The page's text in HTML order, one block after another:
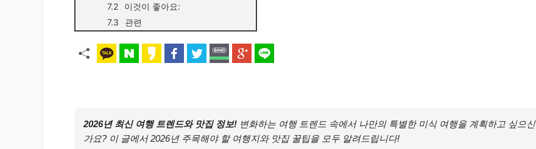
이것이 좋아요:
관련
2026년 최신 여행 트렌드와 맛집 정보! 변화하는 여행 트렌드 속에서 나만의 특별한 미식 여행을 계획하고 싶으신
가요? 이 글에서 2026년 주목해야 할 여행지와 맛집 꿀팁을 모두 알려드립니다!